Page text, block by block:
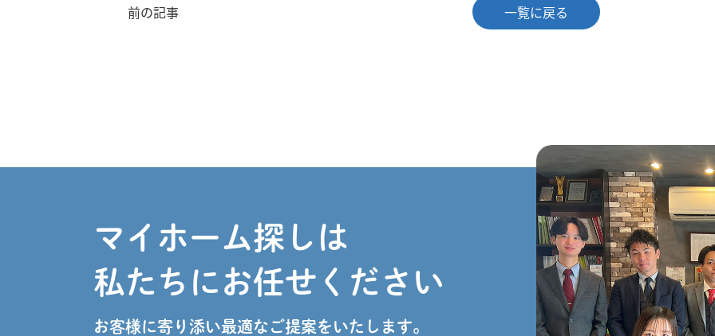
前の記事 一覧に戻る
マイホーム探しは
私たちにお任せください
お客様に寄り添い最適なご提案をいたします。